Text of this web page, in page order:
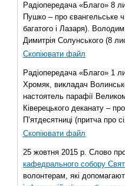
Радіопередача «Благо» 8
Пушко – про євангельське
багатого і Лазаря).
Димитрія Солунського (8
Скопіювати файл
Радіопередача «Благо» 1
Хромяк, викладач
настоятель парафії
Ківерецького деканату –
П’ятдесятниці (притча про
Скопіювати файл
25 жовтня 2015 р. Слово
кафедрального собору
волонтерам, які